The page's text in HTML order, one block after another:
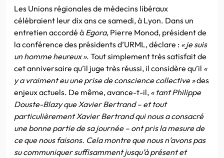
Les Unions régionales de médecins libéraux
célébraient leur dix ans ce samedi, à Lyon. Dans un
entretien accordé à Egora, Pierre Monod, président de
la conférence des présidents d’URML, déclare : « je suis
un homme heureux ». Tout simplement très satisfait de
cet anniversaire qu’il juge très réussi, il considère qu’il «
y a vraiment eu une prise de conscience collective »des
enjeux actuels. De même, avance-t-il, « tant Philippe
Douste-Blazy que Xavier Bertrand – et tout
particulièrement Xavier Bertrand qui nous a consacré
une bonne partie de sa journée – ont pris la mesure de
ce que nous faisons. Cela montre que nous n’avons pas
su communiquer suffisamment jusqu’à présent et